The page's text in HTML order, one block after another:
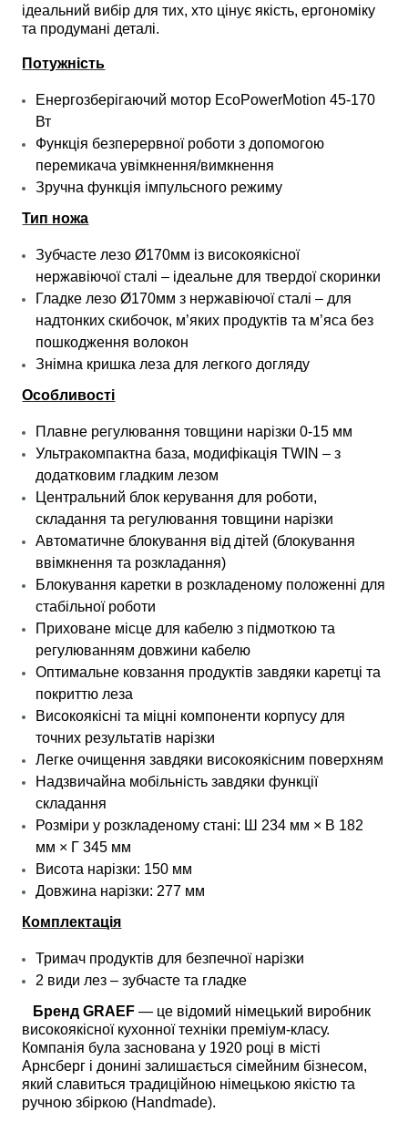
ідеальний вибір для тих, хто цінує якість, ергономіку
та продумані деталі.
Потужність
Енергозберігаючий мотор EcoPowerMotion 45-170
Вт
Функція безперервної роботи з допомогою
перемикача увімкнення/вимкнення
Зручна функція імпульсного режиму
Тип ножа
Зубчасте лезо Ø170мм із високоякісної
нержавіючої сталі – ідеальне для твердої скоринки
Гладке лезо Ø170мм з нержавіючої сталі – для
надтонких скибочок, м’яких продуктів та м’яса без
пошкодження волокон
Знімна кришка леза для легкого догляду
Особливості
Плавне регулювання товщини нарізки 0-15 мм
Ультракомпактна база, модифікація TWIN – з
додатковим гладким лезом
Центральний блок керування для роботи,
складання та регулювання товщини нарізки
Автоматичне блокування від дітей (блокування
ввімкнення та розкладання)
Блокування каретки в розкладеному положенні для
стабільної роботи
Приховане місце для кабелю з підмоткою та
регулюванням довжини кабелю
Оптимальне ковзання продуктів завдяки каретці та
покриттю леза
Високоякісні та міцні компоненти корпусу для
точних результатів нарізки
Легке очищення завдяки високоякісним поверхням
Надзвичайна мобільність завдяки функції
складання
Розміри у розкладеному стані: Ш 234 мм × В 182
мм × Г 345 мм
Висота нарізки: 150 мм
Довжина нарізки: 277 мм
Комплектація
Тримач продуктів для безпечної нарізки
2 види лез – зубчасте та гладке
Бренд GRAEF — це відомий німецький виробник
високоякісної кухонної техніки преміум-класу.
Компанія була заснована у 1920 році в місті
Арнсберг і донині залишається сімейним бізнесом,
який славиться традиційною німецькою якістю та
ручною збіркою (Handmade).